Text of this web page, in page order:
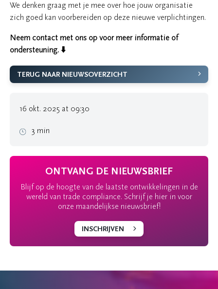
We denken graag met je mee over hoe jouw organisatie
zich goed kan voorbereiden op deze nieuwe verplichtingen.
Neem contact met ons op voor meer informatie of
ondersteuning. ⬇️
16 okt. 2025 at 09:30
3 min
TERUG NAAR NIEUWSOVERZICHT
ONTVANG DE NIEUWSBRIEF
Blijf op de hoogte van de laatste ontwikkelingen in de
wereld van trade compliance. Schrijf je hier in voor
onze maandelijkse nieuwsbrief!
INSCHRIJVEN